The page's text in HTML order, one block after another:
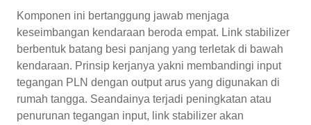
Komponen ini bertanggung jawab menjaga
keseimbangan kendaraan beroda empat. Link stabilizer
berbentuk batang besi panjang yang terletak di bawah
kendaraan. Prinsip kerjanya yakni membandingi input
tegangan PLN dengan output arus yang digunakan di
rumah tangga. Seandainya terjadi peningkatan atau
penurunan tegangan input, link stabilizer akan